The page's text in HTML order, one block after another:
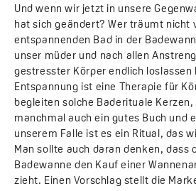
Und wenn wir jetzt in unsere
hat sich geändert? Wer träumt nicht
entspannenden Bad in der
unser müder und nach allen
gestresster Körper endlich loslassen
Entspannung ist eine Therapie für
begleiten solche Baderituale Kerzen,
manchmal auch ein gutes Buch und
unserem Falle ist es ein Ritual, das
Man sollte auch daran denken, dass
Badewanne den Kauf einer
zieht. Einen Vorschlag stellt die